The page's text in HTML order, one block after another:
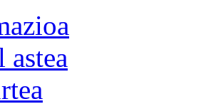
astea